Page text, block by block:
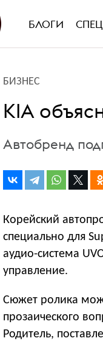
БЛОГИ
БИЗНЕС
KIA
Автобренд
Корейский
специально для
аудио-система
управление.
Сюжет ролика
прозаического
Родитель,